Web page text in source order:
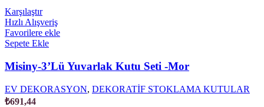
Karşılaştır
Hızlı Alışveriş
Favorilere ekle
Sepete Ekle
Misiny-3’Lü Yuvarlak Kutu Seti -Mor
EV DEKORASYON, DEKORATİF STOKLAMA KUTULAR
₺691,44